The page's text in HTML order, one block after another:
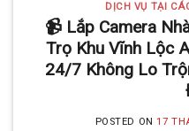
HUYỆN
SIÊU AN
TIẾT
DỊCH VỤ TẠI
📹 Lắp Camera
Trọ Khu Vĩnh Lộc
24/7 Không Lo
POSTED ON17